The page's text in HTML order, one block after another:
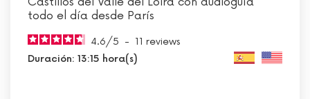
todo el día desde París
4.6/5 - 11 reviews
Duración: 13:15 hora(s)